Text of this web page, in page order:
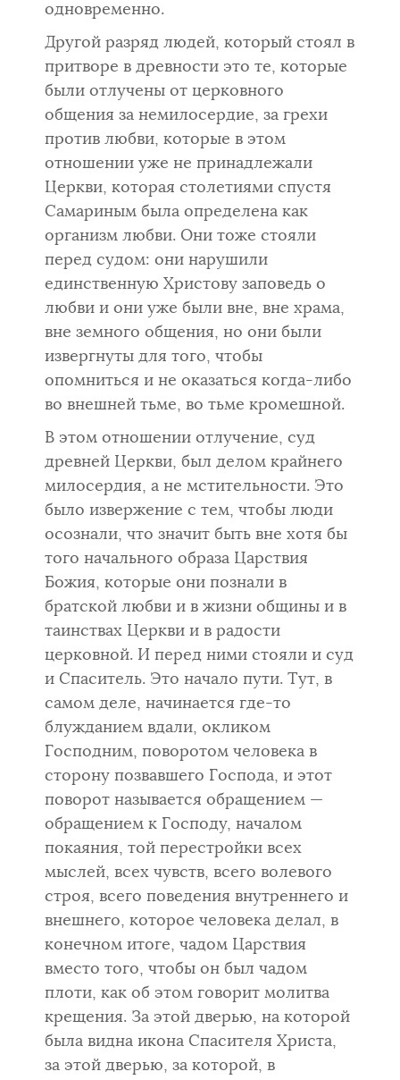
одновременно.
Другой разряд людей, который стоял в
притворе в древности это те, которые
были отлучены от церковного
общения за немилосердие, за грехи
против любви, которые в этом
отношении уже не принадлежали
Цер­кви, которая столетиями спустя
Самариным была определена как
организм любви. Они тоже стояли
перед судом: они нарушили
единственную Христо­ву заповедь о
любви и они уже были вне, вне храма,
вне земного общения, но они были
извергнуты для того, чтобы
опомниться и не ока­заться когда-либо
во внешней тьме, во тьме кромешной.
В этом отношении отлучение, суд
древней Церкви, был делом край­него
милосердия, а не мстительности. Это
было извержение с тем, чтобы люди
осознали, что значит быть вне хотя бы
того начального образа Цар­ствия
Божия, которые они познали в
братской любви и в жизни общины и в
таинствах Церкви и в радости
церковной. И перед ними стояли и суд
и Спаситель. Это начало пути. Тут, в
самом деле, начинается где-то
блужданием вдали, окликом
Господним, поворотом человека в
сторону по­звавшего Господа, и этот
поворот называется обращением —
обращением к Господу, началом
покаяния, той перестройки всех
мыслей, всех чувств, всего волевого
строя, всего поведения внутреннего и
внешнего, которое человека делал, в
конечном итоге, чадом Царствия
вместо того, чтобы он был чадом
плоти, как об этом говорит молитва
крещения. За этой дверью, на которой
была видна икона Спасителя Христа,
за этой дверью, за которой, в